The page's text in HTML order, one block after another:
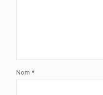
Nom *